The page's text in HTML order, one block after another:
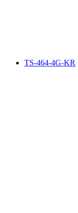
TS-464-4G-KR